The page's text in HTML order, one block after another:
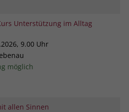
Unterstützung im Alltag
9.00 Uhr
möglich
allen Sinnen